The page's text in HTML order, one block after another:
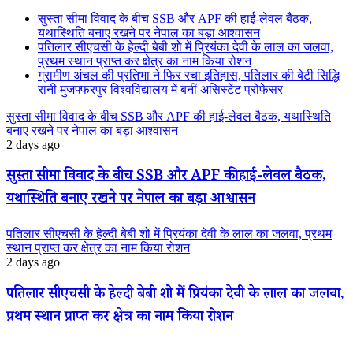
सुस्ता सीमा विवाद के बीच SSB और APF की हाई-लेवल बैठक,
यथास्थिति बनाए रखने पर नेपाल का बड़ा आश्वासन
पतिलार सीएचसी के हेल्दी बेबी शो में प्रियंका देवी के लाल का जलवा,
प्रथम स्थान प्राप्त कर क्षेत्र का नाम किया रोशन
ग्रामीण अंचल की प्रतिभा ने फिर रचा इतिहास, पतिलार की बेटी सिद्धि
रानी मुजफ्फरपुर विश्वविद्यालय में बनीं असिस्टेंट प्रोफेसर
सुस्ता सीमा विवाद के बीच SSB और APF की हाई-लेवल बैठक, यथास्थिति
बनाए रखने पर नेपाल का बड़ा आश्वासन
2 days ago
सुस्ता सीमा विवाद के बीच SSB और APF की हाई-लेवल बैठक,
यथास्थिति बनाए रखने पर नेपाल का बड़ा आश्वासन
पतिलार सीएचसी के हेल्दी बेबी शो में प्रियंका देवी के लाल का जलवा, प्रथम
स्थान प्राप्त कर क्षेत्र का नाम किया रोशन
2 days ago
पतिलार सीएचसी के हेल्दी बेबी शो में प्रियंका देवी के लाल का जलवा,
प्रथम स्थान प्राप्त कर क्षेत्र का नाम किया रोशन